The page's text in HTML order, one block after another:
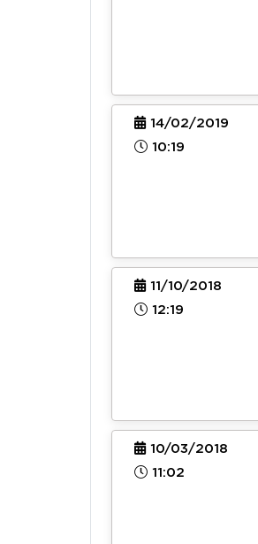
14/02/2019
10:19
11/10/2018
12:19
10/03/2018
11:02